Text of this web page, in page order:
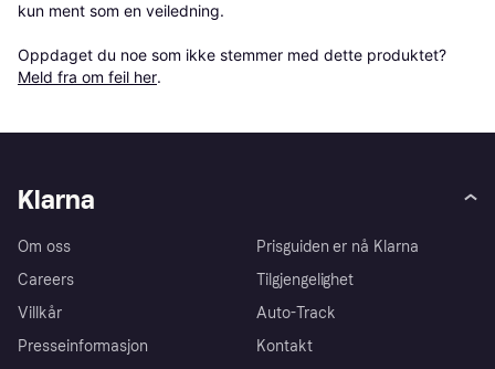
kun ment som en veiledning.
Oppdaget du noe som ikke stemmer med dette produktet?
Meld fra om feil her.
Klarna
Om oss
Careers
Villkår
Presseinformasjon
Prisguiden er nå Klarna
Tilgjengelighet
Auto-Track
Kontakt